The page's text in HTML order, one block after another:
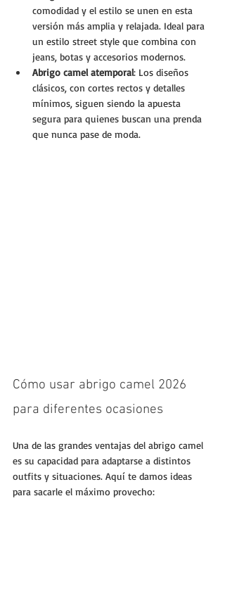
comodidad y el estilo se unen en esta
versión más amplia y relajada. Ideal para
un estilo street style que combina con
jeans, botas y accesorios modernos.
Abrigo camel atemporal: Los diseños
clásicos, con cortes rectos y detalles
mínimos, siguen siendo la apuesta
segura para quienes buscan una prenda
que nunca pase de moda.
Cómo usar abrigo camel 2026
para diferentes ocasiones
Una de las grandes ventajas del abrigo camel
es su capacidad para adaptarse a distintos
outfits y situaciones. Aquí te damos ideas
para sacarle el máximo provecho: